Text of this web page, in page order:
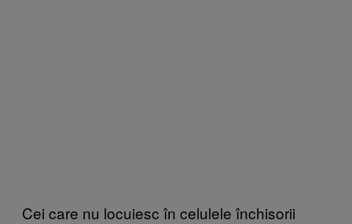
Cei care nu locuiesc în celulele închisorii